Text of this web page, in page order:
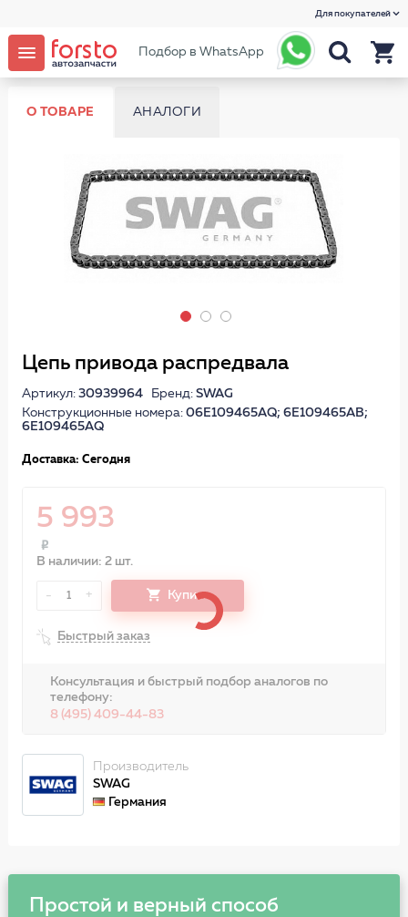
Для покупателей
Подбор в WhatsApp
О ТОВАРЕ АНАЛОГИ
Цепь привода распредвала
Артикул: 30939964Бренд: SWAG
Конструкционные номера: 06E109465AQ; 6E109465AB;
6E109465AQ
Доставка: Сегодня
5 993
В наличии: 2 шт.
- 1 + Купить
Быстрый заказ
Консультация и быстрый подбор аналогов по
телефону:
8 (495) 409-44-83
Производитель
SWAG
Германия
Простой и верный способ